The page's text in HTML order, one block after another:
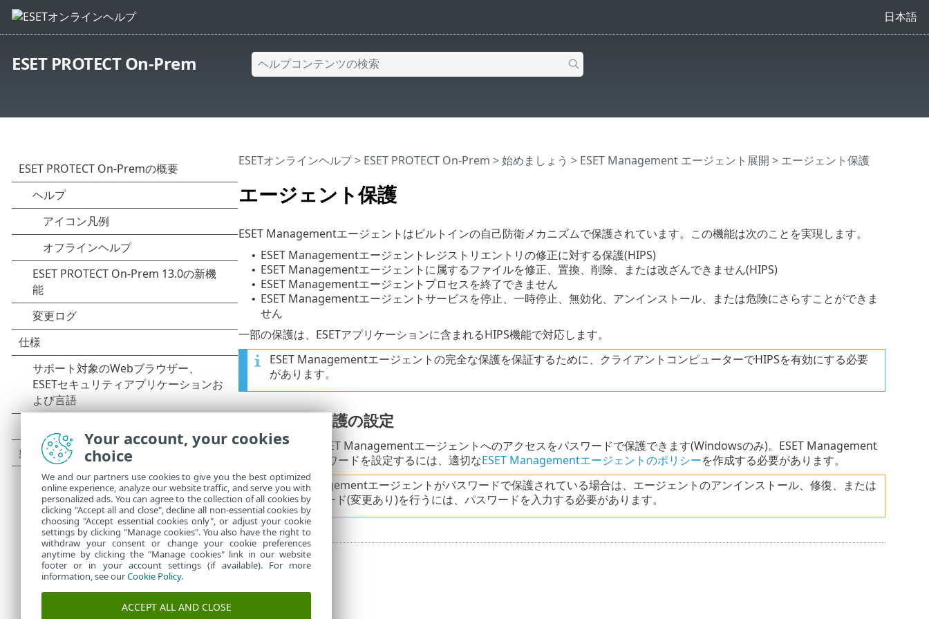
日本語
ESET PROTECT On-Prem
エージェント保護
ESETオンラインヘルプ> ESET PROTECT On-Prem >始めましょう > ESET Management エージェント展開 > エージェント保護
ESET Managementエージェントはビルトインの自己防衛メカニズムで保護されています。この機能は次のことを実現します。
• ESET Managementエージェントレジストリエントリの修正に対する保護(HIPS)
• ESET Managementエージェントに属するファイルを修正、置換、削除、または改ざんできません(HIPS)
• ESET Managementエージェントプロセスを終了できません
• ESET Managementエージェントサービスを停止、一時停止、無効化、アンインストール、または危険にさらすことができま
せん
一部の保護は、ESETアプリケーションに含まれるHIPS機能で対応します。
ESET Managementエージェントの完全な保護を保証するために、クライアントコンピューターでHIPSを有効にする必要
があります。
パスワード保護の設定
自己防衛の他にESET Managementエージェントへのアクセスをパスワードで保護できます(Windowsのみ)。ESET Management
エージェントパスワードを設定するには、適切なESET Managementエージェントのポリシーを作成する必要があります。
ESET Managementエージェントがパスワードで保護されている場合は、エージェントのアンインストール、修復、または
アップグレード(変更あり)を行うには、パスワードを入力する必要があります。
Your account, your cookies
choice
We and our partners use cookies to give you the best optimized
online experience, analyze our website traffic, and serve you with
personalized ads. You can agree to the collection of all cookies by
clicking "Accept all and close", decline all non-essential cookies by
choosing "Accept essential cookies only", or adjust your cookie
settings by clicking "Manage cookies". You also have the right to
withdraw your consent or change your cookie preferences
anytime by clicking the "Manage cookies" link in our website
footer or in your account settings (if available). For more
information, see ourCookie Policy.
ACCEPT ALL AND CLOSE